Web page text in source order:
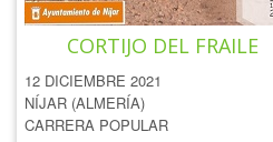
IX CARRERA POPULAR
CORTIJO DEL FRAILE
12 DICIEMBRE 2021
NÍJAR (ALMERÍA)
CARRERA POPULAR